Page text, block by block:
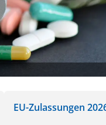
EU-Zulassungen